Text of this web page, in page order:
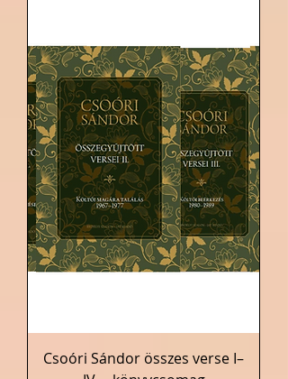
Csoóri Sándor összes verse I–